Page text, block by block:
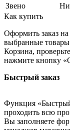
Звено
Как купить
Оформить заказ
выбранные товары
Корзина,
нажмите кнопку
Быстрый заказ
Функция «Быстрый
проходить всю
Вы заполняете